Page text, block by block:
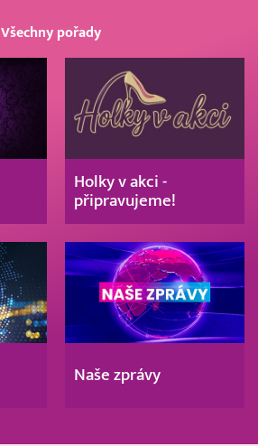
Všechny pořady
Holky v akci -
připravujeme!
Naše zprávy